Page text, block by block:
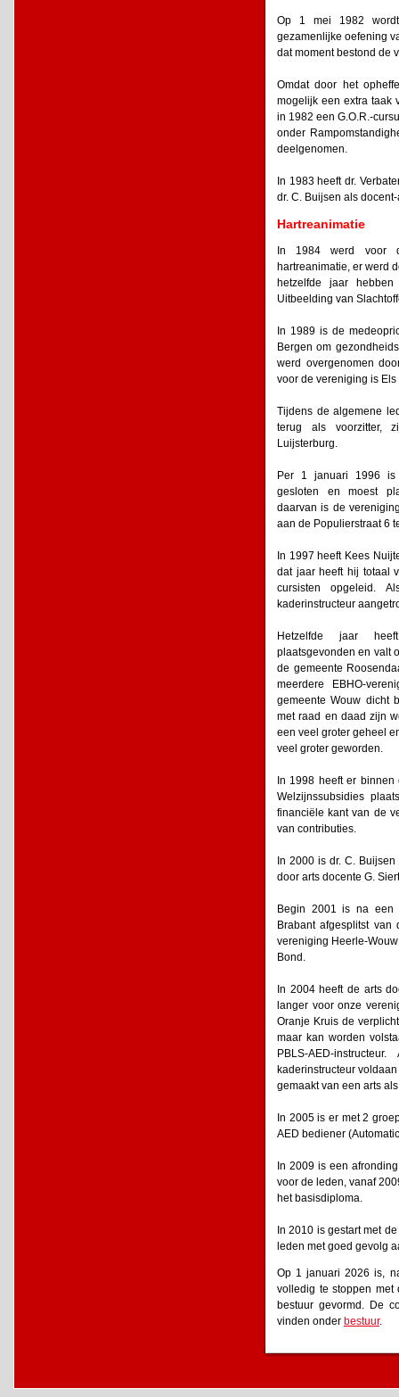
Op 1 mei 1982
gezamenlijke oefening
dat moment bestond de
Omdat door het
mogelijk een extra taak
in 1982 een G.O.R.-
onder
deelgenomen.
In 1983 heeft dr.
dr. C. Buijsen als
Hartreanimatie
In 1984 werd voor
hartreanimatie, er werd
hetzelfde jaar
Uitbeelding van
In 1989 is de
Bergen om
werd overgenomen
voor de vereniging is
Tijdens de algemene
terug als voorzitter,
Luijsterburg.
Per 1 januari 1996 is
gesloten en moest
daarvan is de
aan de Populierstraat 6
In 1997 heeft Kees
dat jaar heeft hij totaal
cursisten opgeleid.
kaderinstructeur
Hetzelfde jaar
plaatsgevonden en valt
de gemeente
meerdere EBHO-
gemeente Wouw dicht
met raad en daad zijn
een veel groter geheel
veel groter geworden.
In 1998 heeft er
Welzijnssubsidies
financiële kant van de
van contributies.
In 2000 is dr. C.
door arts docente G.
Begin 2001 is na een
Brabant afgesplitst
vereniging Heerle-
Bond.
In 2004 heeft de arts
langer voor onze
Oranje Kruis de
maar kan worden
PBLS-AED-
kaderinstructeur
gemaakt van een arts
In 2005 is er met 2
AED bediener
In 2009 is een
voor de leden, vanaf
het basisdiploma.
In 2010 is gestart met
leden met goed gevolg
Op 1 januari 2026 is,
volledig te stoppen met
bestuur gevormd. De
vinden onder bestuur.